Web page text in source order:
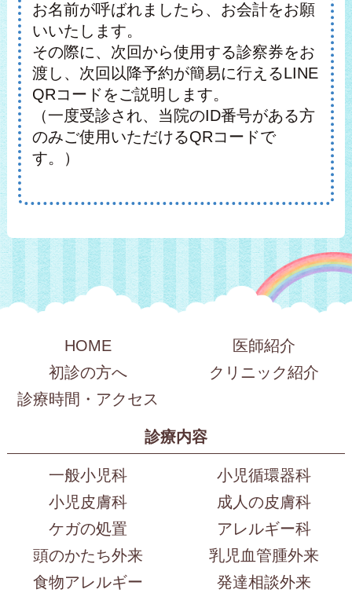
お名前が呼ばれましたら、お会計をお願
いいたします。
その際に、次回から使用する診察券をお
渡し、次回以降予約が簡易に行えるLINE
QRコードをご説明します。
（一度受診され、当院のID番号がある方
のみご使用いただけるQRコードで
す。）
HOME
医師紹介
初診の方へ
クリニック紹介
診療時間・アクセス
診療内容
一般小児科
小児循環器科
小児皮膚科
成人の皮膚科
ケガの処置
アレルギー科
頭のかたち外来
乳児血管腫外来
食物アレルギー
発達相談外来